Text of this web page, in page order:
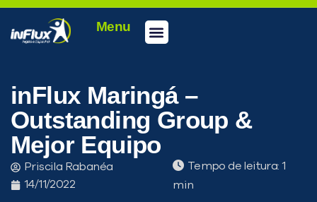
Menu
inFlux Maringá –
Outstanding Group &
Mejor Equipo
Priscila Rabanéa
14/11/2022
Tempo de leitura: